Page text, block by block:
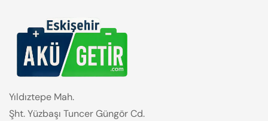
Yıldıztepe Mah.
Şht. Yüzbaşı Tuncer Güngör Cd.